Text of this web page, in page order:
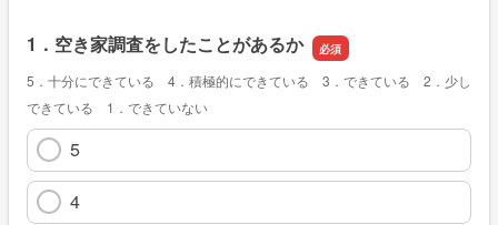
1．空き家調査をしたことがあるか
5．十分にできている 4．積極的にできている 3．できている 2．少し
できている 1．できていない
5
4